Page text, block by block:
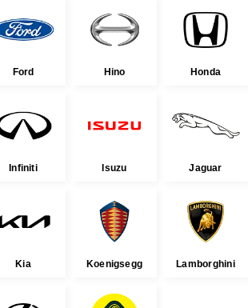
Ford Hino Honda
Infiniti Isuzu Jaguar
Kia Koenigsegg Lamborghini